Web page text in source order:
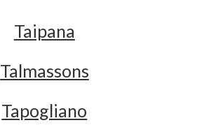
Taipana
Talmassons
Tapogliano